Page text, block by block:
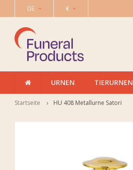
DE €
URNEN TIERURNEN
Startseite HU 408 Metallurne Satori